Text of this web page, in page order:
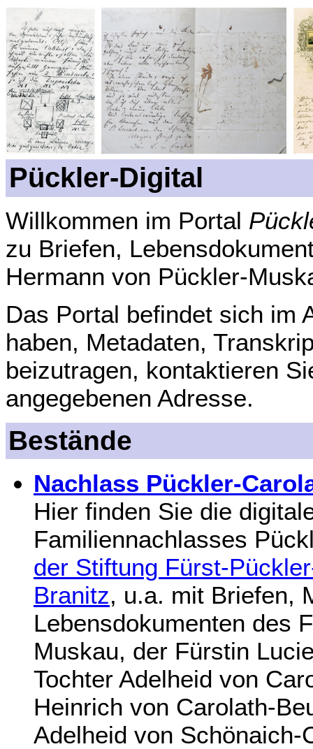
Pückler-Digital
Willkommen im Portal
zu Briefen,
Hermann von Pückler-
Das Portal befindet sich im
haben, Metadaten,
beizutragen, kontaktieren
angegebenen Adresse.
Bestände
Nachlass Pückler-
Hier finden Sie die
Familiennachlasses
der Stiftung Fürst-
Branitz, u.a. mit Briefen,
Lebensdokumenten des
Muskau, der Fürstin
Tochter Adelheid von
Heinrich von Carolath-
Adelheid von Schönaich-